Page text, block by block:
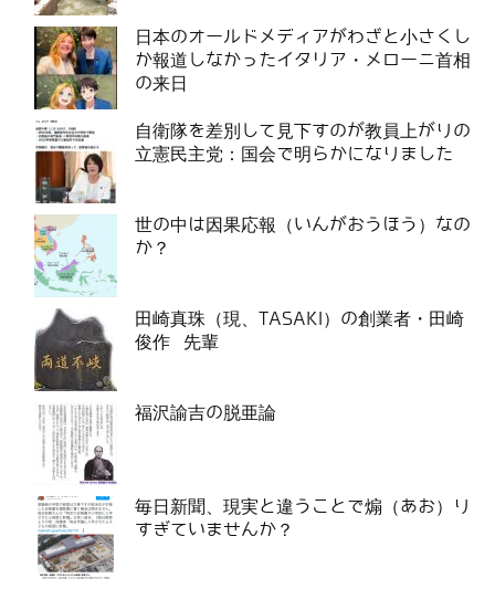
日本のオールドメディアがわざと小さくし
か報道しなかったイタリア・メローニ首相
の来日
自衛隊を差別して見下すのが教員上がりの
立憲民主党：国会で明らかになりました
世の中は因果応報（いんがおうほう）なの
か？
田崎真珠（現、TASAKI）の創業者・田崎
俊作 先輩
福沢諭吉の脱亜論
毎日新聞、現実と違うことで煽（あお）り
すぎていませんか？